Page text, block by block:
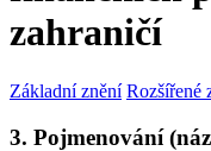
zahraničí
Základní znění Rozšířené
3. Pojmenování